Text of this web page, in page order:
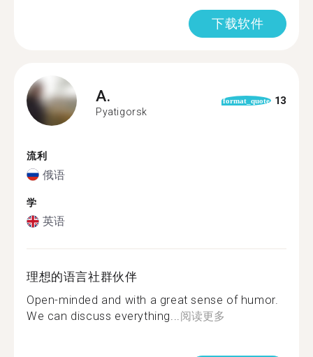
下载软件
A.
Pyatigorsk
format_quote 13
流利
俄语
学
英语
理想的语言社群伙伴
Open-minded and with a great sense of humor.
We can discuss everything...阅读更多